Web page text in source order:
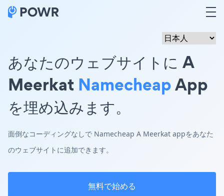
あなたのウェブサイトに A
Meerkat NamecheapApp
を埋め込みます。
面倒なコーディングなしで Namecheap A Meerkat appをあなた
のウェブサイトに追加できます。
無料で始める